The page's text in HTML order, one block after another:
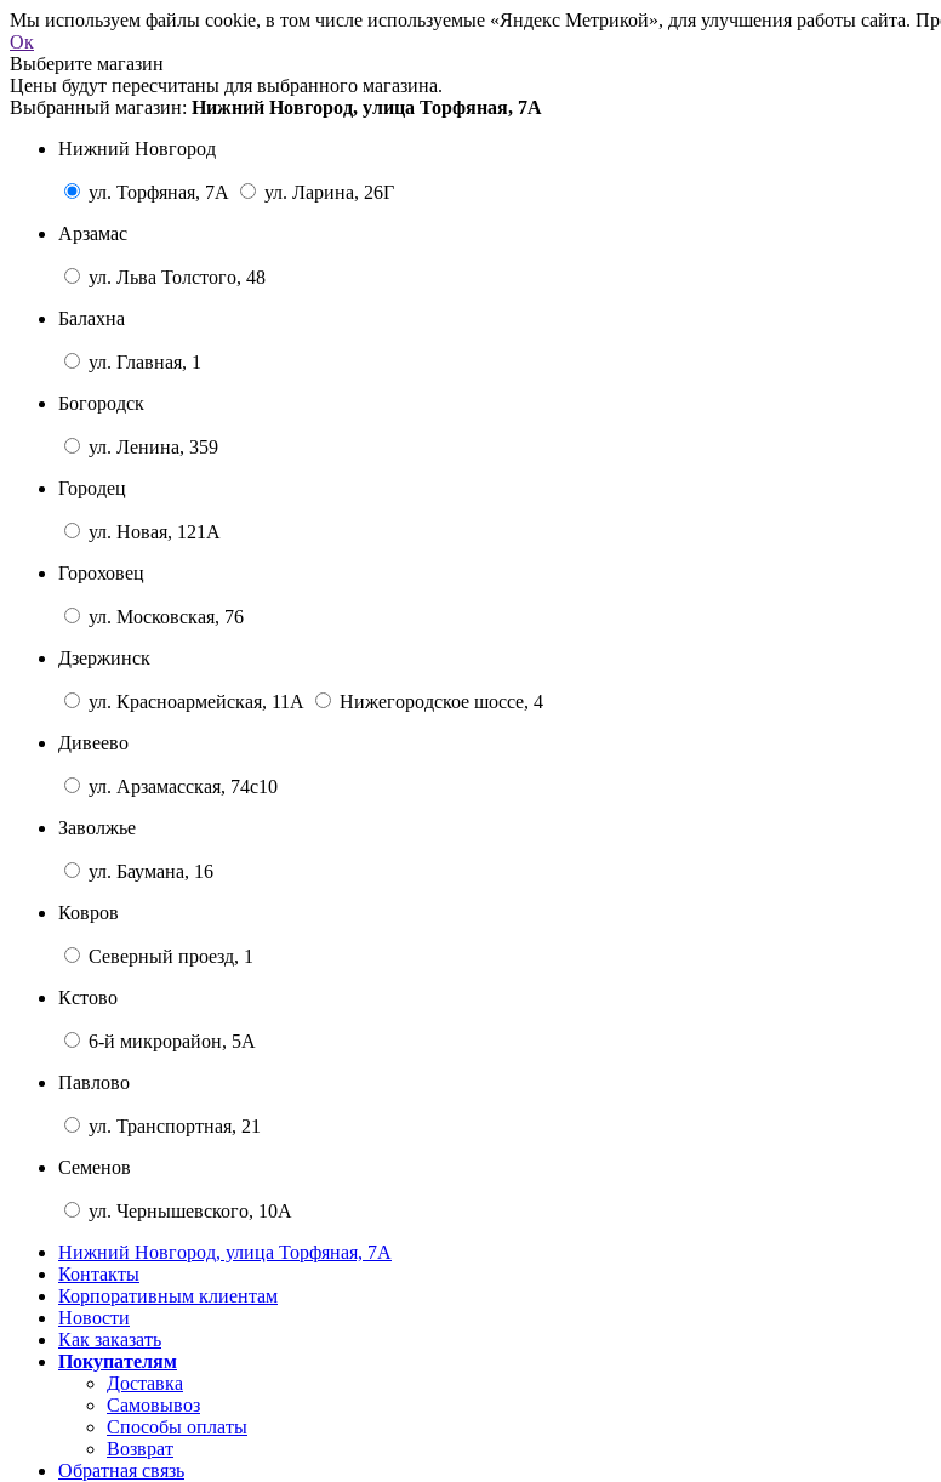
Мы используем файлы cookie, в том числе используемые «Яндекс Метрикой», для улучшения работы сайта.
Ок
Выберите магазин
Цены будут пересчитаны для выбранного магазина.
Выбранный магазин: Нижний Новгород, улица Торфяная, 7А
Нижний Новгород
ул. Торфяная, 7А
ул. Ларина, 26Г
Арзамас
ул. Льва Толстого, 48
Балахна
ул. Главная, 1
Богородск
ул. Ленина, 359
Городец
ул. Новая, 121А
Гороховец
ул. Московская, 76
Дзержинск
ул. Красноармейская, 11А
Нижегородское шоссе, 4
Дивеево
ул. Арзамасская, 74с10
Заволжье
ул. Баумана, 16
Ковров
Северный проезд, 1
Кстово
6-й микрорайон, 5А
Павлово
ул. Транспортная, 21
Семенов
ул. Чернышевского, 10А
Нижний Новгород, улица Торфяная, 7А
Контакты
Корпоративным клиентам
Новости
Как заказать
Покупателям
Доставка
Самовывоз
Способы оплаты
Возврат
Обратная связь